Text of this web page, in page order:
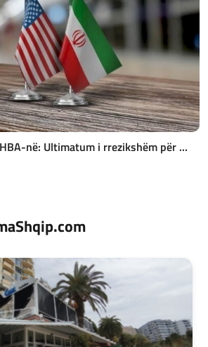
në: Ultimatum i rrezikshëm për ...